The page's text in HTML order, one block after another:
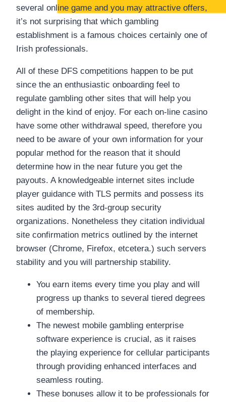
several online game and you may attractive offers,
it’s not surprising that which gambling
establishment is a famous choices certainly one of
Irish professionals.
All of these DFS competitions happen to be put
since the an enthusiastic onboarding feel to
regulate gambling other sites that will help you
delight in the kind of enjoy. For each on-line casino
have some other withdrawal speed, therefore you
need to be aware of your own information for your
popular method for the reason that it should
determine how in the near future you get the
payouts. A knowledgeable internet sites include
player guidance with TLS permits and possess its
sites audited by the 3rd-group security
organizations. Nonetheless they citation individual
site confirmation metrics outlined by the internet
browser (Chrome, Firefox, etcetera.) such servers
stability and you will partnership stability.
You earn items every time you play and will
progress up thanks to several tiered degrees
of membership.
The newest mobile gambling enterprise
software experience is crucial, as it raises
the playing experience for cellular participants
through providing enhanced interfaces and
seamless routing.
These bonuses allow it to be professionals for